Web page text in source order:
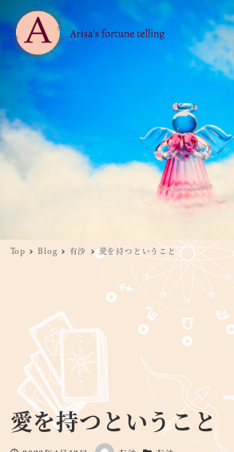
Top Blog 有沙 愛を持つということ
愛を持つということ